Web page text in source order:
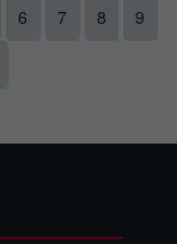
6 7 8
9